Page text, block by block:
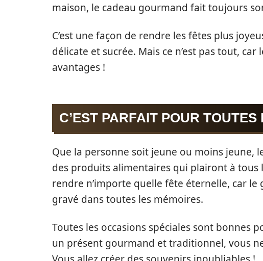
maison, le cadeau gourmand fait toujours
C’est une façon de rendre les fêtes plus
délicate et sucrée. Mais ce n’est pas tout,
avantages !
C’EST PARFAIT POUR
Que la personne soit jeune ou moins jeune,
des produits alimentaires qui plairont à tous
rendre n’importe quelle fête éternelle, car
gravé dans toutes les mémoires.
Toutes les occasions spéciales sont bonnes
un présent gourmand et traditionnel, vous